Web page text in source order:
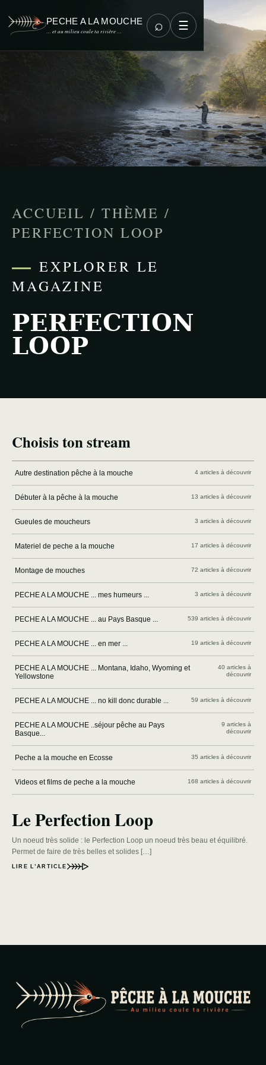
PECHE A LA MOUCHE
… et au milieu coule ta rivière … ⌕ ☰
ACCUEIL / THÈME /
PERFECTION LOOP
EXPLORER LE
MAGAZINE
PERFECTION
LOOP
Choisis ton stream
Autre destination pêche à la mouche 4 articles à découvrir
Débuter à la pêche à la mouche 13 articles à découvrir
Gueules de moucheurs 3 articles à découvrir
Materiel de peche a la mouche 17 articles à découvrir
Montage de mouches 72 articles à découvrir
PECHE A LA MOUCHE ... mes humeurs ... 3 articles à découvrir
PECHE A LA MOUCHE ... au Pays Basque ... 539 articles à découvrir
PECHE A LA MOUCHE ... en mer ... 19 articles à découvrir
PECHE A LA MOUCHE ... Montana, Idaho, Wyoming et
Yellowstone
40 articles à
découvrir
PECHE A LA MOUCHE ... no kill donc durable ... 59 articles à découvrir
PECHE A LA MOUCHE ..séjour pêche au Pays
Basque...
9 articles à
découvrir
Peche a la mouche en Ecosse 35 articles à découvrir
Videos et films de peche a la mouche 168 articles à découvrir
Le Perfection Loop
Un noeud très solide : le Perfection Loop un noeud très beau et équilibré.
Permet de faire de très belles et solides […]
LIRE L’ARTICLE